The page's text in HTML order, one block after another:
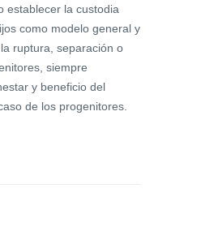
establecer la custodia
como modelo general y
ruptura, separación o
siempre
y beneficio del
de los progenitores.